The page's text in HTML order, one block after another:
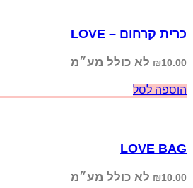
כרית קרחום – LOVE
₪10.00 לא כולל מע״מ
הוספה לסל
LOVE BAG
₪10.00 לא כולל מע״מ